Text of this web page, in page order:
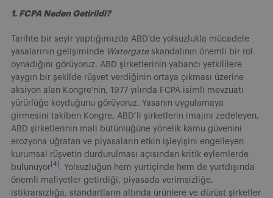
1. FCPA Neden Getirildi?
Tarihte bir seyir yaptığımızda ABD’de yolsuzlukla mücadele
yasalarının gelişiminde Watergateskandalının önemli bir rol
oynadığını görüyoruz. ABD şirketlerinin yabancı yetkililere
yaygın bir şekilde rüşvet verdiğinin ortaya çıkması üzerine
aksiyon alan Kongre’nin, 1977 yılında FCPA isimli mevzuatı
yürürlüğe koyduğunu görüyoruz. Yasanın uygulamaya
girmesini takiben Kongre, ABD’li şirketlerin imajını zedeleyen,
ABD şirketlerinin mali bütünlüğüne yönelik kamu güvenini
erozyona uğratan ve piyasaların etkin işleyişini engelleyen
kurumsal rüşvetin durdurulması açısından kritik eylemlerde
bulunuyor [4] . Yolsuzluğun hem yurtiçinde hem de yurtdışında
önemli maliyetler getirdiği, piyasada verimsizliğe,
istikrarsızlığa, standartların altında ürünlere ve dürüst şirketler